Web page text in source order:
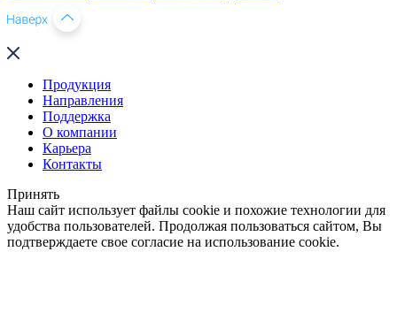
Продукция
Направления
Поддержка
О компании
Карьера
Контакты
Принять
Наш сайт использует файлы cookie и похожие технологии для
удобства пользователей. Продолжая пользоваться сайтом, Вы
подтверждаете свое согласие на использование cookie.